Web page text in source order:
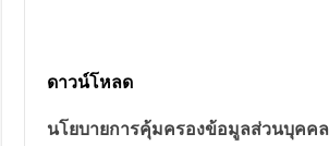
ดาวน์โหลด
นโยบายการคุ้มครองข้อมูลส่วนบุคคล